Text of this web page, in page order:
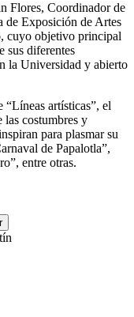
Flores, Coordinador de
de Exposición de Artes
cuyo objetivo principal
sus diferentes
la Universidad y abierto
“Líneas artísticas”, el
costumbres y
para plasmar su
de Papalotla”,
entre otras.